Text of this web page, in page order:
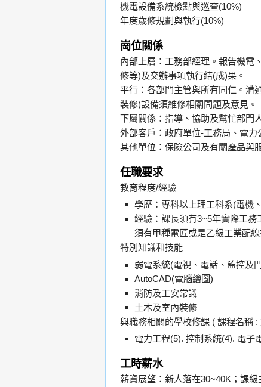
機電設備系統檢點與巡查(10%)
年度歲修規劃與執行(10%)
崗位關係
內部上層：工務部經理。報告機電
修等)及交辦事項執行結(成)果。
平行：各部門主管與所有同仁。溝
裝修)設備須維修相關問題及意見。
下屬關係：指導、協助及幫忙部門
外部客戶：政府單位-工務局、電
其他單位：保險公司及有關產品與
任職要求
教育程度/經驗
學歷：專科以上理工科系(電機
經驗：課長須有3~5年實際工務
須有甲種電匠或是乙級工業配線
特別知識和技能
弱電系統(電視、電話、監控及
AutoCAD(電腦繪圖)
消防及工安常識
土木及室內裝修
與職務相關的學校修課 ( 課程名稱 :
電力工程(5). 控制系統(4). 電子
工時薪水
薪資展望：新人落在30~40K；課